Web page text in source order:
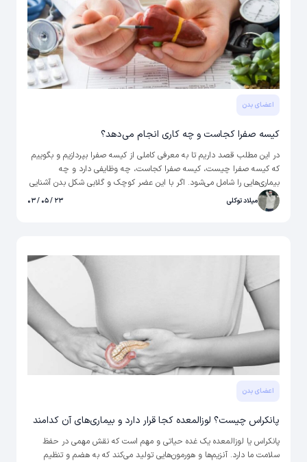
اعضای بدن
کیسه صفرا کجاست و چه کاری انجام می‌دهد؟
در این مطلب قصد داریم تا به معرفی کاملی از کیسه صفرا بپردازیم و بگوییم
که کیسه صفرا چیست، کیسه صفرا کجاست، چه وظایفی دارد و چه
بیماری‌هایی را شامل می‌شود. اگر با این عضر کوچک و گلابی شکل بدن آشنایی
ندارید حتما این مقاله را تا انتها بخوانید و از نحوه کار و فعالیت آن و
همچنین راه‌های درمان بیماری‌‌های آن بیشتر آشنا شوید.
میلاد توکلی ۲۳ / ۰۵ / ۰۳
اعضای بدن
پانکراس چیست؟ لوزالمعده کجا قرار دارد و بیماری‌های آن کدامند
پانکراس یا لوزالمعده یک غده حیاتی و مهم است که نقش مهمی در حفظ
سلامت ما دارد. آنزیم‌ها و هورمون‌هایی تولید می‌کند که به هضم و تنظیم